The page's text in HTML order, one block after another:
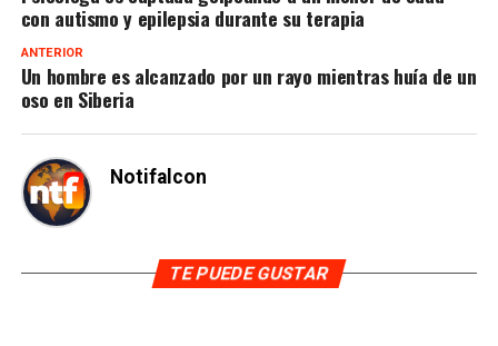
con autismo y epilepsia durante su terapia
ANTERIOR
Un hombre es alcanzado por un rayo mientras huía de un
oso en Siberia
Notifalcon
TE PUEDE GUSTAR